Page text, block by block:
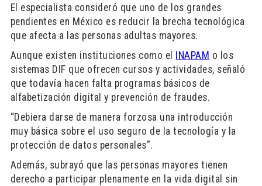
El especialista consideró que uno de los grandes
pendientes en México es reducir la brecha tecnológica
que afecta a las personas adultas mayores.
Aunque existen instituciones como el INAPAM o los
sistemas DIF que ofrecen cursos y actividades, señaló
que todavía hacen falta programas básicos de
alfabetización digital y prevención de fraudes.
“Debiera darse de manera forzosa una introducción
muy básica sobre el uso seguro de la tecnología y la
protección de datos personales”.
Además, subrayó que las personas mayores tienen
derecho a participar plenamente en la vida digital sin